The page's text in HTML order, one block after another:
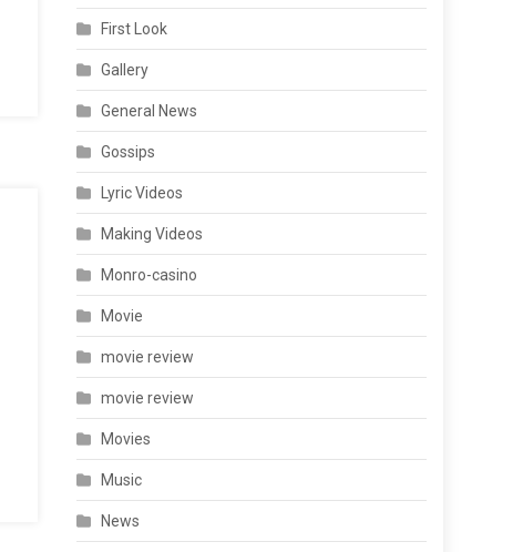
First Look
Gallery
General News
Gossips
Lyric Videos
Making Videos
Monro-casino
Movie
movie review
movie review
Movies
Music
News